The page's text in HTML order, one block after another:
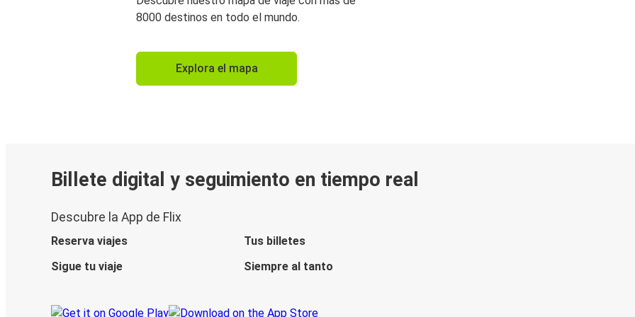
8000 destinos en todo el mundo.
Explora el mapa
Billete digital y seguimiento en tiempo real
Descubre la App de Flix
Reserva viajes
Tus billetes
Sigue tu viaje
Siempre al tanto